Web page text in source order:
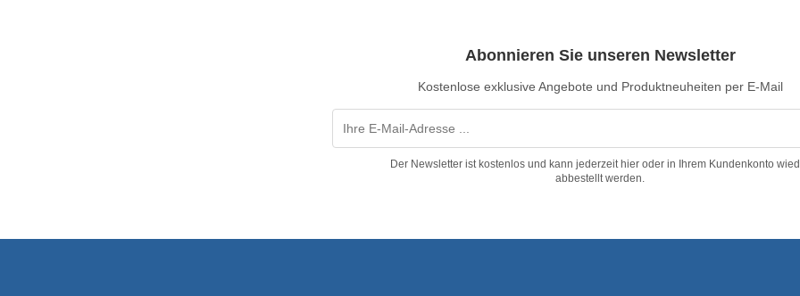
Abonnieren Sie unseren Newsletter
Kostenlose exklusive Angebote und Produktneuheiten per E-Mail
Der Newsletter ist kostenlos und kann jederzeit hier oder in Ihrem Kundenkonto
abbestellt werden.